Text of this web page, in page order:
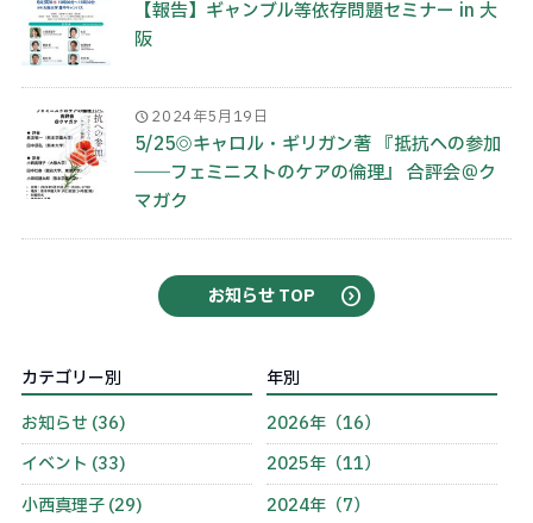
【報告】ギャンブル等依存問題セミナー in 大
阪
2024年5月19日
5/25◎キャロル・ギリガン著 『抵抗への参加
――フェミニストのケアの倫理』 合評会＠ク
マガク
お知らせ TOP
カテゴリー別
お知らせ (36)
イベント (33)
小西真理子 (29)
年別
2026年（16）
2025年（11）
2024年（7）